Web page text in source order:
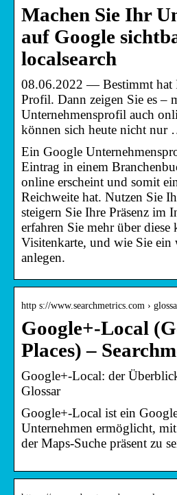
Machen Sie Ihr
auf Google
localsearch
08.06.2022 — Bestimmt hat
Profil. Dann zeigen Sie es –
Unternehmensprofil auch
können sich heute nicht nur
Ein Google
Eintrag in einem
online erscheint und somit
Reichweite hat. Nutzen Sie
steigern Sie Ihre Präsenz im
erfahren Sie mehr über diese
Visitenkarte, und wie Sie ein
anlegen.
http s://www.searchmetrics.com ›
Google+-Local
Places) –
Google+-Local: der
Glossar
Google+-Local ist ein
Unternehmen ermöglicht,
der Maps-Suche präsent zu